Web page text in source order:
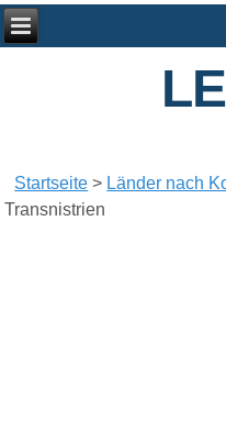
Startseite > Länder nach
Transnistrien